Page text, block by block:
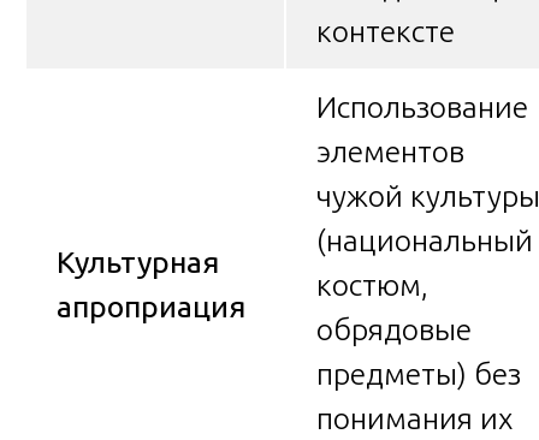
контексте
Культурная
апроприация
Использование
элементов
чужой культуры
(национальный
костюм,
обрядовые
предметы) без
понимания их